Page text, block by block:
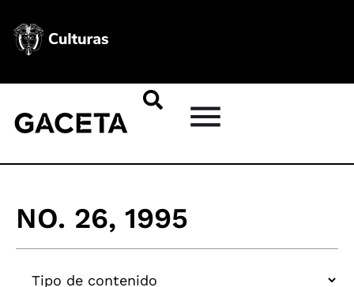
NO. 26, 1995